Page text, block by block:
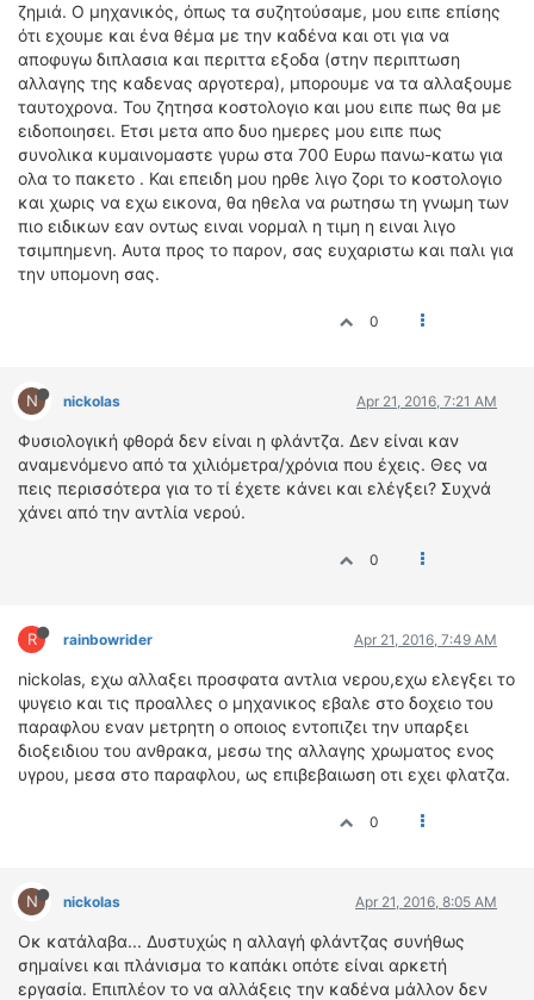
ζημιά. Ο μηχανικός, όπως τα συζητούσαμε, μου ειπε επίσης
ότι εχουμε και ένα θέμα με την καδένα και οτι για να
αποφυγω διπλασια και περιττα εξοδα (στην περιπτωση
αλλαγης της καδενας αργοτερα), μπορουμε να τα αλλαξουμε
ταυτοχρονα. Του ζητησα κοστολογιο και μου ειπε πως θα με
ειδοποιησει. Ετσι μετα απο δυο ημερες μου ειπε πως
συνολικα κυμαινομαστε γυρω στα 700 Ευρω πανω-κατω για
ολα το πακετο . Και επειδη μου ηρθε λιγο ζορι το κοστολογιο
και χωρις να εχω εικονα, θα ηθελα να ρωτησω τη γνωμη των
πιο ειδικων εαν οντως ειναι νορμαλ η τιμη η ειναι λιγο
τσιμπημενη. Αυτα προς το παρον, σας ευχαριστω και παλι για
την υπομονη σας.
0
N nickolas Apr 21, 2016, 7:21 AM
Φυσιολογική φθορά δεν είναι η φλάντζα. Δεν είναι καν
αναμενόμενο από τα χιλιόμετρα/χρόνια που έχεις. Θες να
πεις περισσότερα για το τί έχετε κάνει και ελέγξει? Συχνά
χάνει από την αντλία νερού.
0
R rainbowrider Apr 21, 2016, 7:49 AM
nickolas, εχω αλλαξει προσφατα αντλια νερου,εχω ελεγξει το
ψυγειο και τις προαλλες ο μηχανικος εβαλε στο δοχειο του
παραφλου εναν μετρητη ο οποιος εντοπιζει την υπαρξει
διοξειδιου του ανθρακα, μεσω της αλλαγης χρωματος ενος
υγρου, μεσα στο παραφλου, ως επιβεβαιωση οτι εχει φλατζα.
0
N nickolas Apr 21, 2016, 8:05 AM
Οκ κατάλαβα... Δυστυχώς η αλλαγή φλάντζας συνήθως
σημαίνει και πλάνισμα το καπάκι οπότε είναι αρκετή
εργασία. Επιπλέον το να αλλάξεις την καδένα μάλλον δεν